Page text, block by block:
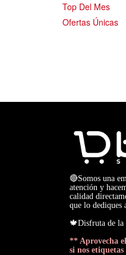
Top Del Mes
Ofertas Únicas
🔴Somos una
atención y
calidad
que lo dediques
🍁Disfruta de la
** Aprovecha
si nos etiquetas